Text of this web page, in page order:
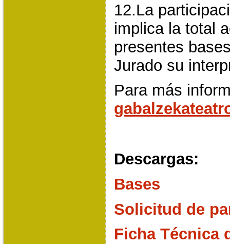
12.La
implica la total
presentes
Jurado su
Para más
Descargas:
Bases
Solicitud de
Ficha Técnica